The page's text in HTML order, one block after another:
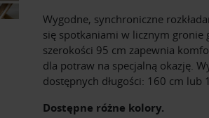
Wygodne, synchroniczne
się spotkaniami w licznym gronie
szerokości 95 cm zapewnia
dla potraw na specjalną okazję.
dostępnych długości: 160 cm lub
Dostępne różne kolory.